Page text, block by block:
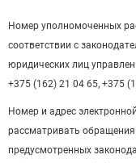
Номер уполномоченных
соответствии с
юридических лиц
+375 (162) 21 04 65, +375
Номер и адрес
рассматривать
предусмотренных